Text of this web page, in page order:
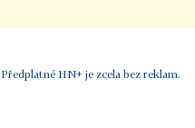
Předplatné HN+ je zcela bez reklam.